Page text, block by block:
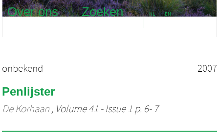
Over ons
Zoeken NL EN
onbekend 2007
Penlijster
De Korhaan , Volume 41 - Issue 1 p. 6- 7